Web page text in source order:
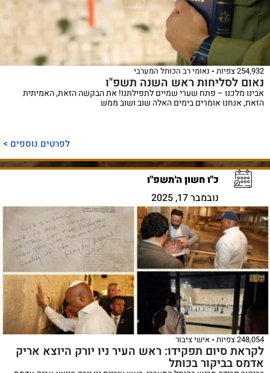
254,932 צפיות נאומי רב הכותל המערבי
נאום לסליחות ראש השנה תשפ"ו
אבינו מלכנו – פתח שערי שמיים לתפילתנו! את הבקשה הזאת, האמיתית
הזאת, אנחנו אומרים בימים האלה שוב ושוב ממש
לפרטים נוספים >
כ"ו חשון ה'תשפ"ו
נובמבר 17, 2025
248,054 צפיות אישי ציבור
לקראת סיום תפקידו: ראש העיר ניו יורק היוצא אריק
אדמס בביקור בכותל